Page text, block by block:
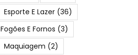
Esporte E Lazer (36)
Fogões E Fornos (3)
Maquiagem (2)